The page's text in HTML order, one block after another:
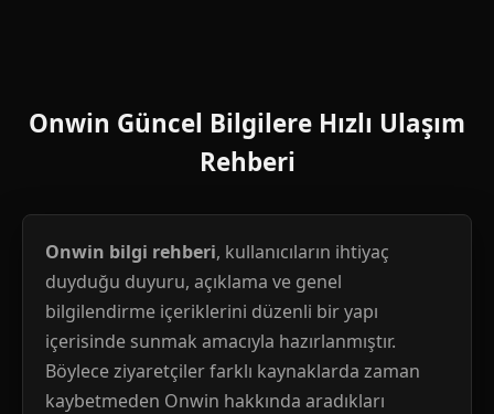
Onwin Güncel Bilgilere Hızlı Ulaşım
Rehberi
Onwin bilgi rehberi, kullanıcıların ihtiyaç
duyduğu duyuru, açıklama ve genel
bilgilendirme içeriklerini düzenli bir yapı
içerisinde sunmak amacıyla hazırlanmıştır.
Böylece ziyaretçiler farklı kaynaklarda zaman
kaybetmeden Onwin hakkında aradıkları